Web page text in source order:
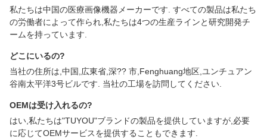
私たちは中国の医療画像機器メーカーです. すべての製品は私たち
の労働者によって作られ,私たちは4つの生産ラインと研究開発チ
ームを持っています.
どこにいるの?
当社の住所は,中国,広東省,深?? 市,Fenghuang地区,ユンチュアン
谷南太平洋3号ビルです. 当社の工場を訪問してください.
OEMは受け入れるの?
はい,私たちは"TUYOU"ブランドの製品を提供していますが,必要
に応じてOEMサービスを提供することもできます.